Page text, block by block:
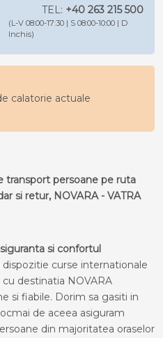
TEL: +40 263 215 500
(L-V 08:00-17:30 | S 08:00-10:00 | D
Inchis)
calatorie actuale
transport persoane pe ruta
si retur, NOVARA - VATRA
siguranta si confortul
curse internationale
destinatia NOVARA
si fiabile. Dorim sa gasiti in
de aceea asiguram
din majoritatea oraselor